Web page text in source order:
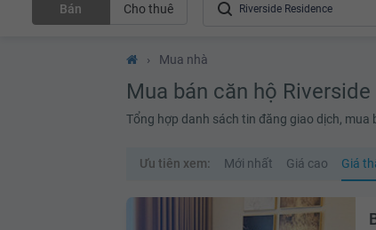
Bán Cho thuê
› Mua nhà
Mua bán căn hộ
Tổng hợp danh sách tin đăng giao dịch, mua
Ưu tiên xem: Mới nhất Giá cao Giá